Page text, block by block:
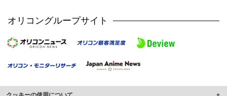
オリコングループサイト